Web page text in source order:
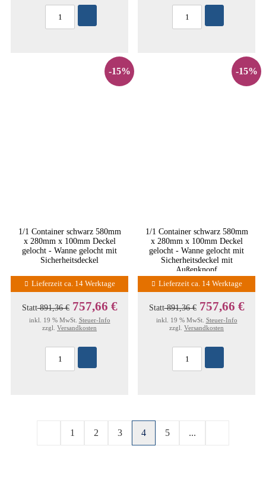
-15%
1/1 Container schwarz 580mm
x 280mm x 100mm Deckel
gelocht - Wanne gelocht mit
Sicherheitsdeckel
Lieferzeit ca. 14 Werktage
Statt891,36 € 757,66 €
inkl. 19 % MwSt. Steuer-Info
zzgl. Versandkosten
-15%
1/1 Container schwarz 580mm
x 280mm x 100mm Deckel
gelocht - Wanne gelocht mit
Sicherheitsdeckel mit
Außenknopf
Lieferzeit ca. 14 Werktage
Statt891,36 € 757,66 €
inkl. 19 % MwSt. Steuer-Info
zzgl. Versandkosten
1 2 3 4 5 ...